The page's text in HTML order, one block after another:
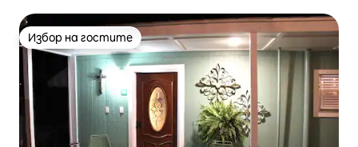
Избор на гостите
Избор на гостите